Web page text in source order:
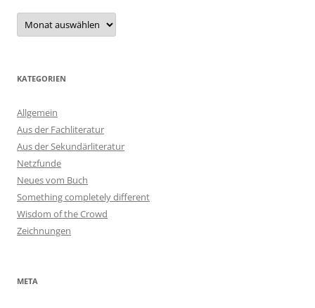
Archiv
KATEGORIEN
Allgemein
Aus der Fachliteratur
Aus der Sekundärliteratur
Netzfunde
Neues vom Buch
Something completely different
Wisdom of the Crowd
Zeichnungen
META